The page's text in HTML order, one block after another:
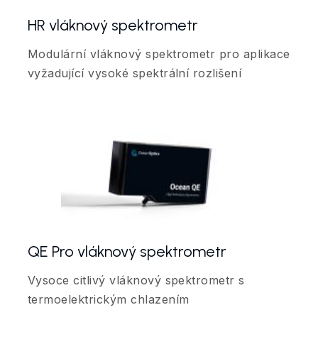
HR vláknový spektrometr
Modulární vláknový spektrometr pro aplikace
vyžadující vysoké spektrální rozlišení
QE Pro vláknový spektrometr
Vysoce citlivý vláknový spektrometr s
termoelektrickým chlazením